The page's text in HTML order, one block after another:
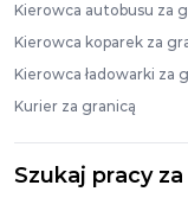
Kierowca autobusu za
Kierowca koparek za
Kierowca ładowarki za
Kurier za granicą
Szukaj pracy